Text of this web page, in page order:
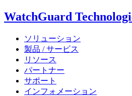
WatchGuard
ソリューション
製品 / サービス
リソース
パートナー
サポート
インフォメーション